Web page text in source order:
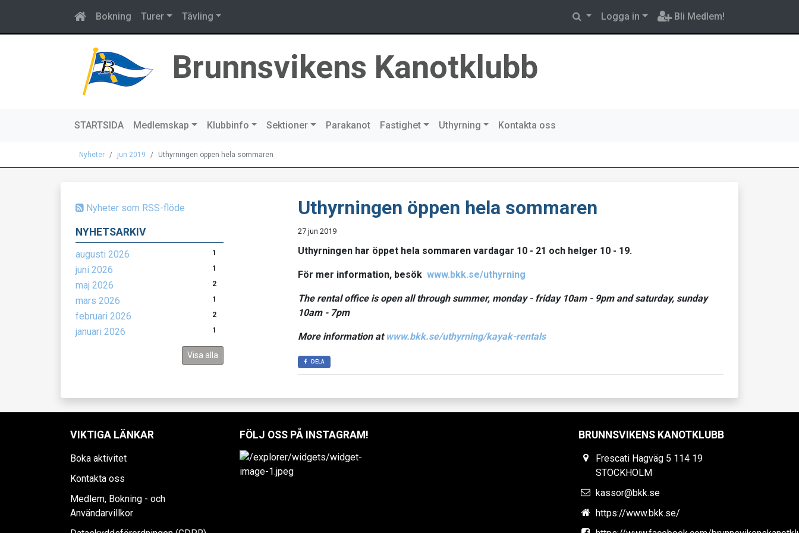
Bokning Turer Tävling Logga in Bli Medlem!
Brunnsvikens Kanotklubb
STARTSIDA Medlemskap Klubbinfo Sektioner Parakanot Fastighet Uthyrning Kontakta oss
Nyheter jun 2019 Uthyrningen öppen hela sommaren
Nyheter som RSS-flöde
NYHETSARKIV
augusti 2026 1
juni 2026 1
maj 2026 2
mars 2026 1
februari 2026 2
januari 2026 1
Visa alla
Uthyrningen öppen hela sommaren
27 jun 2019
Uthyrningen har öppet hela sommaren vardagar 10 - 21 och helger 10 - 19.
För mer information, besök www.bkk.se/uthyrning
The rental office is open all through summer, monday - friday 10am - 9pm and saturday, sunday
10am - 7pm
More information at www.bkk.se/uthyrning/kayak-rentals
DELA
VIKTIGA LÄNKAR
Boka aktivitet
Kontakta oss
Medlem, Bokning - och
Användarvillkor
FÖLJ OSS PÅ INSTAGRAM! BRUNNSVIKENS KANOTKLUBB
Frescati Hagväg 5 114 19
STOCKHOLM
kassor@bkk.se
https://www.bkk.se/